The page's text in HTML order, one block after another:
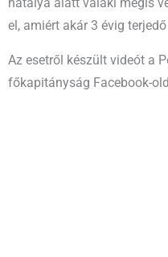
hatálya alatt valaki mégis
el, amiért akár 3 évig
Az esetről készült videót a
főkapitányság Facebook-